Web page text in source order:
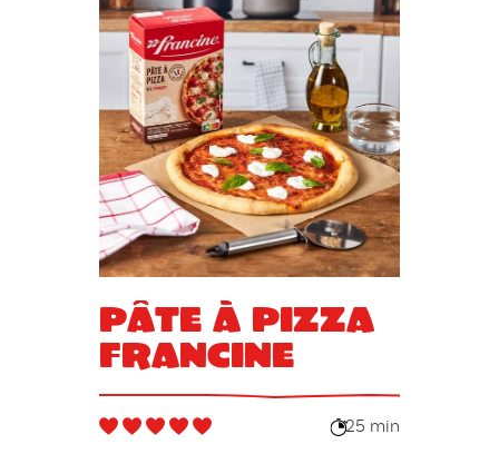
Pâte à pizza
Francine
25 min